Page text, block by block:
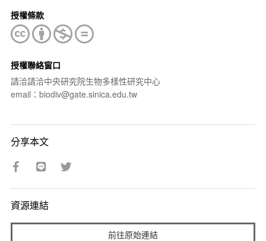
授權條款
授權聯絡窗口
請洽請洽中央研究院生物多樣性研究中心
email：biodiv@gate.sinica.edu.tw
分享本文
資源連結
前往原始連結